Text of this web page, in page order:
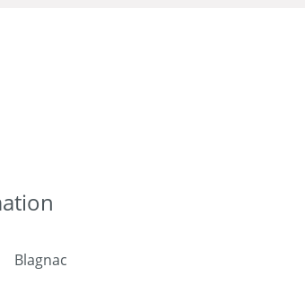
Blagnac